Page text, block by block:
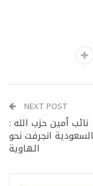
NEXT POST
نائب أمين حزب الله :
السعودية انجرفت نحو
الهاوية